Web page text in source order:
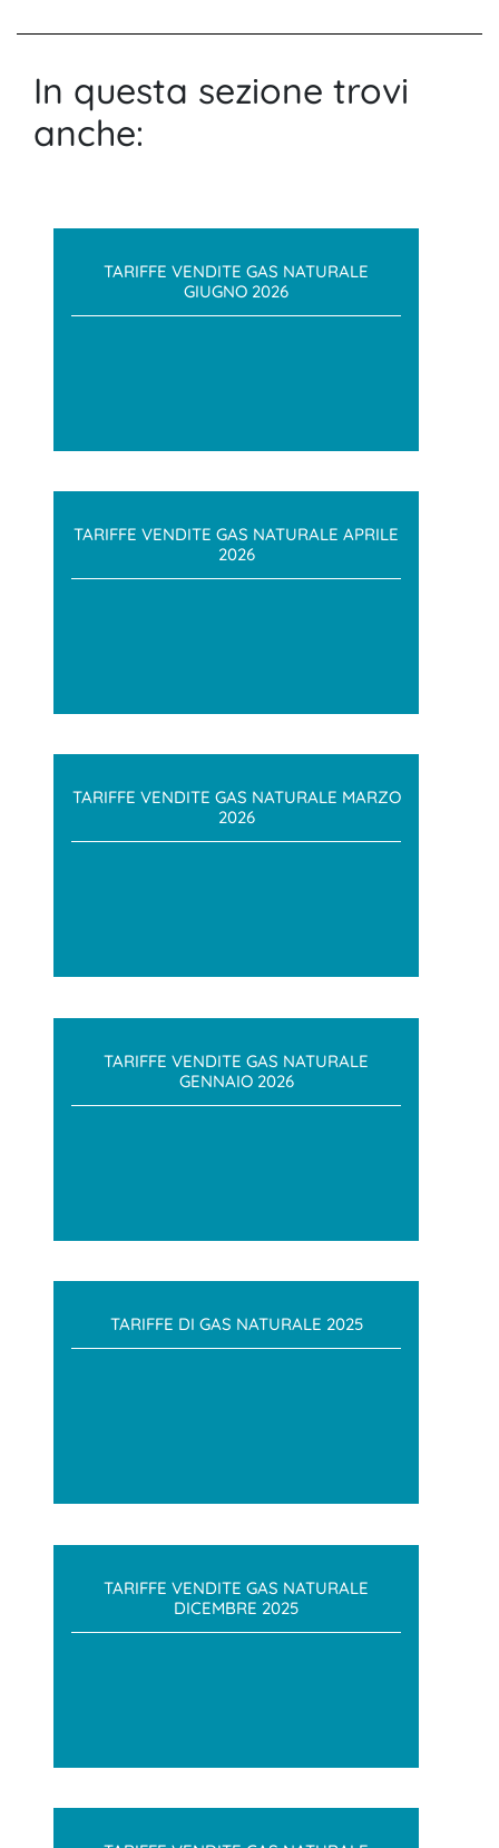
In questa sezione trovi
anche:
TARIFFE VENDITE GAS NATURALE
GIUGNO 2026
TARIFFE VENDITE GAS NATURALE APRILE
2026
TARIFFE VENDITE GAS NATURALE MARZO
2026
TARIFFE VENDITE GAS NATURALE
GENNAIO 2026
TARIFFE DI GAS NATURALE 2025
TARIFFE VENDITE GAS NATURALE
DICEMBRE 2025